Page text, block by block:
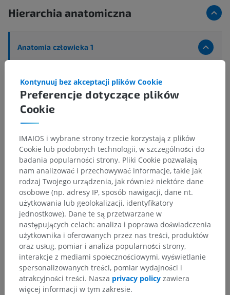
Hierarchia anatomiczna
Anatomia człowieka 1
Centralny system nerwowy> Mózg
Śródmózgowie > Konar mózgu>
Nakrywka śródmózgowia> Istota biała>
Droga pokrywowo-mostowa
Droba pokrywowo-opuszkowa boczna
Tłumaczenia
Zauważyłeś błąd?
Zachęcamy do przesyłania sugestii poprawek,
tłumaczeń lub innych treści, które przełożą się na
lepszą jakość materiałów.
Preferencje dotyczące plików
Cookie
Kontynuuj bez akceptacji plików Cookie
IMAIOS i wybrane strony trzecie korzystają z plików
Cookie lub podobnych technologii, w szczególności do
badania popularności strony. Pliki Cookie pozwalają
nam analizować i przechowywać informacje, takie jak
rodzaj Twojego urządzenia, jak również niektóre dane
osobowe (np. adresy IP, sposób nawigacji, dane nt.
użytkowania lub geolokalizacji, identyfikatory
jednostkowe). Dane te są przetwarzane w
następujących celach: analiza i poprawa doświadczenia
użytkownika i oferowanych przez nas treści, produktów
oraz usług, pomiar i analiza popularności strony,
interakcje z mediami społecznościowymi, wyświetlanie
spersonalizowanych treści, pomiar wydajności i
atrakcyjności treści. Nasza privacy policy zawiera
więcej informacji w tym zakresie.